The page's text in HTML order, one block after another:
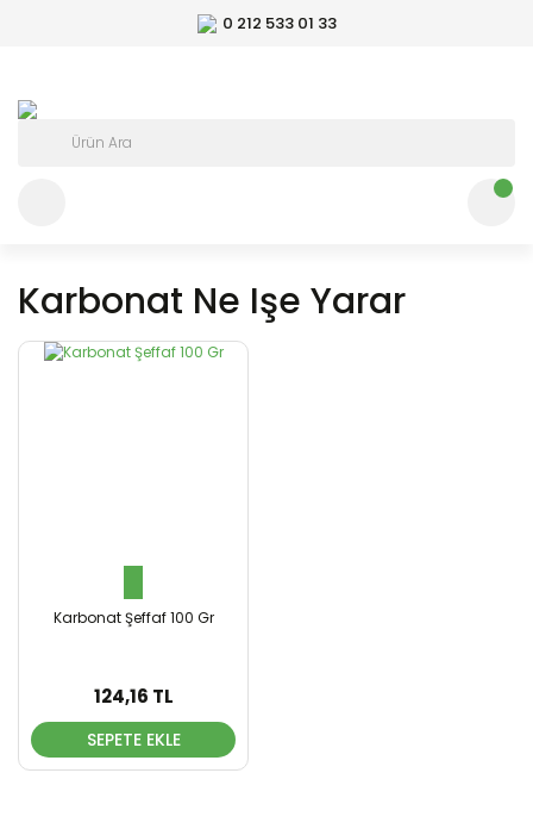
0 212 533 01 33
Karbonat Ne Işe Yarar
Karbonat Şeffaf 100 Gr
124,16 TL
SEPETE EKLE